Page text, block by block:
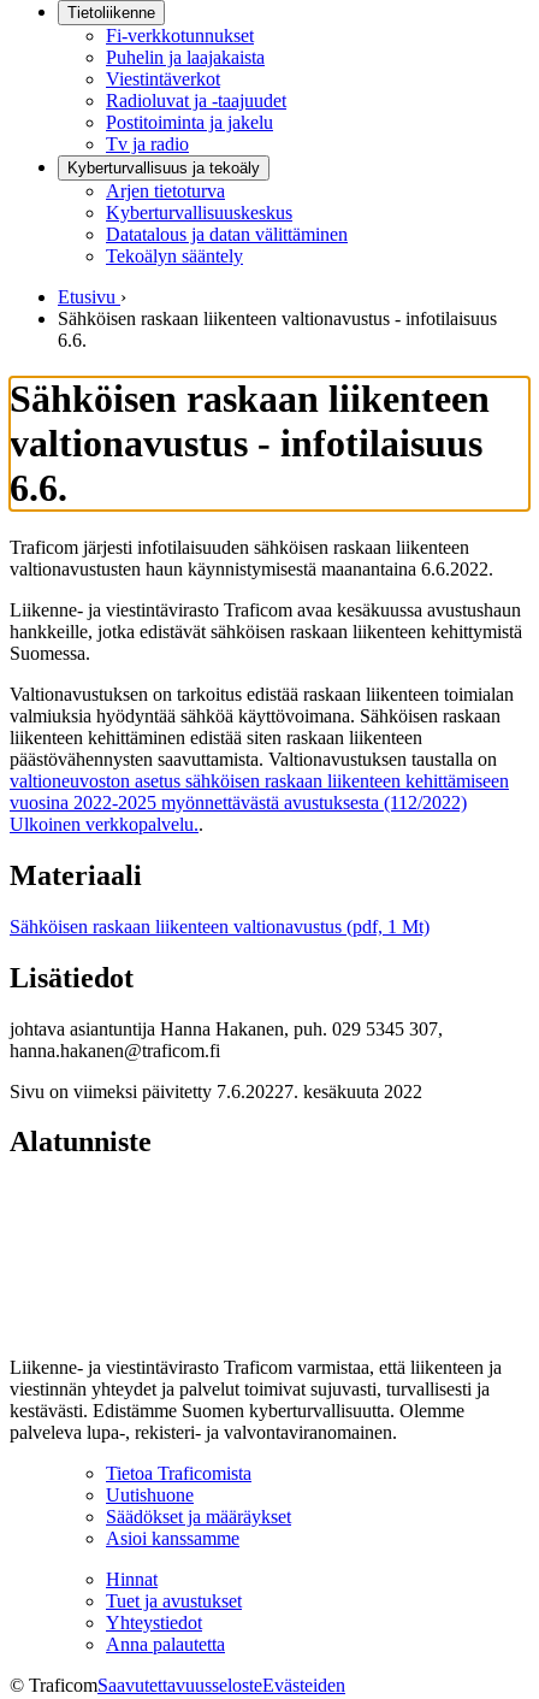
Tietoliikenne
Fi-verkkotunnukset
Puhelin ja laajakaista
Viestintäverkot
Radioluvat ja -taajuudet
Postitoiminta ja jakelu
Tv ja radio
Kyberturvallisuus ja tekoäly
Arjen tietoturva
Kyberturvallisuuskeskus
Datatalous ja datan välittäminen
Tekoälyn sääntely
Etusivu ›
Sähköisen raskaan liikenteen valtionavustus - infotilaisuus
6.6.
Sähköisen raskaan liikenteen
valtionavustus - infotilaisuus
6.6.
Traficom järjesti infotilaisuuden sähköisen raskaan liikenteen
valtionavustusten haun käynnistymisestä maanantaina 6.6.2022.
Liikenne- ja viestintävirasto Traficom avaa kesäkuussa avustushaun
hankkeille, jotka edistävät sähköisen raskaan liikenteen kehittymistä
Suomessa.
Valtionavustuksen on tarkoitus edistää raskaan liikenteen toimialan
valmiuksia hyödyntää sähköä käyttövoimana. Sähköisen raskaan
liikenteen kehittäminen edistää siten raskaan liikenteen
päästövähennysten saavuttamista. Valtionavustuksen taustalla on
valtioneuvoston asetus sähköisen raskaan liikenteen kehittämiseen
vuosina 2022-2025 myönnettävästä avustuksesta (112/2022)
Ulkoinen verkkopalvelu..
Materiaali
Sähköisen raskaan liikenteen valtionavustus (pdf, 1 Mt)
Lisätiedot
johtava asiantuntija Hanna Hakanen, puh. 029 5345 307,
hanna.hakanen@traficom.fi
Sivu on viimeksi päivitetty 7.6.20227. kesäkuuta 2022
Alatunniste
Liikenne- ja viestintävirasto Traficom varmistaa, että liikenteen ja
viestinnän yhteydet ja palvelut toimivat sujuvasti, turvallisesti ja
kestävästi. Edistämme Suomen kyberturvallisuutta. Olemme
palveleva lupa-, rekisteri- ja valvontaviranomainen.
Tietoa Traficomista
Uutishuone
Säädökset ja määräykset
Asioi kanssamme
Hinnat
Tuet ja avustukset
Yhteystiedot
Anna palautetta
© TraficomSaavutettavuusselosteEvästeiden